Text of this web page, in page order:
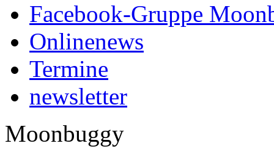
Facebook-Gruppe
Onlinenews
Termine
newsletter
Moonbuggy